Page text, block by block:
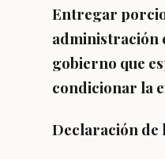
Entregar
administración
gobierno que
condicionar la
Declaración de